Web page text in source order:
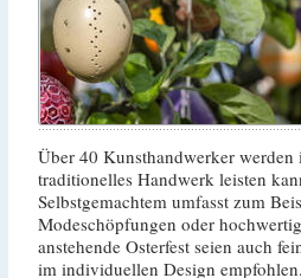
Über 40 Kunsthandwerker
traditionelles Handwerk leisten
Selbstgemachtem umfasst zum
Modeschöpfungen oder
anstehende Osterfest seien auch
im individuellen Design